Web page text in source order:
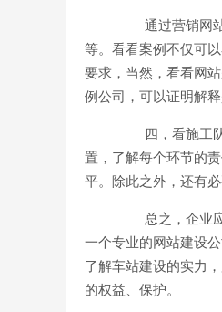
通过营销网
等。看看案例不仅可
要求，当然，看看网
例公司，可以证明解释
四，看施工
置，了解每个环节的
平。除此之外，还有
总之，企业
一个专业的网站建设
了解车站建设的实力
的权益、保护。